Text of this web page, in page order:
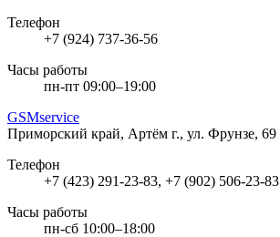
Телефон
+7 (924) 737-36-56
Часы работы
пн-пт 09:00–19:00
GSMservice
Приморский край, Артём г., ул. Фрунзе, 69
Телефон
+7 (423) 291-23-83, +7 (902) 506-23-83
Часы работы
пн-сб 10:00–18:00